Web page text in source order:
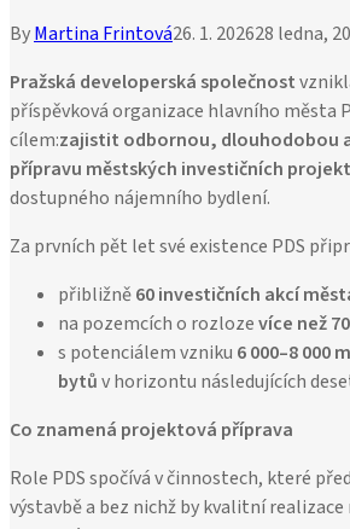
ByMartina Frintová26. 1. 202628 ledna,
Pražská developerská společnost
příspěvková organizace hlavního města
cílem:zajistit odbornou, dlouhodobou
přípravu městských investičních
dostupného nájemního bydlení.
Za prvních pět let své existence PDS
přibližně60 investičních akcí
na pozemcích o rozlozevíce než
s potenciálem vzniku 6 000–8 000
bytův horizontu následujících
Co znamená projektová příprava
Role PDS spočívá v činnostech, které
výstavbě a bez nichž by kvalitní realizace